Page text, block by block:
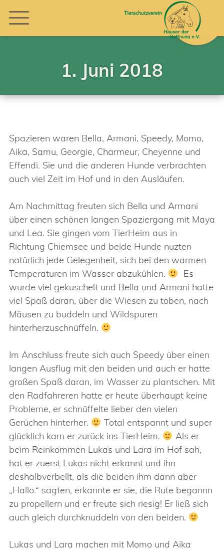
1. Juni 2018
Spazieren waren Bella, Armani, Speedy, Momo,
Aika, Samu, Georgie, Charmeur, Cheyenne und
Effendi. Sie und die anderen Hunde verbrachten
auch viel Zeit im Hof und in den Ausläufen.
Am Nachmittag freuten sich Bella und Armani
über einen schönen langen Spaziergang mit Maya
und Lea. Sie gingen vom TierHeim aus in
Richtung Chiemsee und beide Hunde nuzten
natürlich jede Gelegenheit, sich bei den warmen
Temperaturen im Wasser abzukühlen.
Es
wurde viel gekuschelt und Bella und Armani hatte
viel Spaß daran, über die Wiesen zu toben, nach
Mäusen zu buddeln und Wildspuren
hinterherzuschnüffeln.
Im Anschluss freute sich auch Speedy über einen
langen Ausflug mit den beiden und auch er hatte
großen Spaß daran, im Wasser zu plantschen. Mit
den Radfahreren hatte er heute überhaupt keine
Probleme, er schnüffelte lieber den vielen
Gerüchen hinterher.
Total entspannt und super
glücklich kam er zurück ins TierHeim.
Als er
beim Reinkommen Lukas und Lara im Hof sah,
hat er zuerst Lukas nicht erkannt und ihn
deshalbverbellt, als die beiden ihm dann aber
„Hallo.“ sagten, erkannte er sie, die Rute begannn
zu propellern und er freute sich riesig! Er ließ sich
auch gleich durchknuddeln von den beiden.
Lukas und Lara machen mit Momo und Aika